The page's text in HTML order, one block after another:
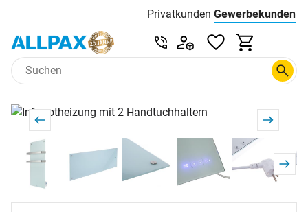
Privatkunden Preisliste:
Gewerbekunden
Zum Hauptinhalt springen
Service & Beratung unter
Produktgalerie
Zur Kaufbox springen